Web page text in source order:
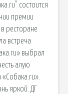
состоится
премии
ресторане
встреча
выбрал
алую
яркой. ДГ